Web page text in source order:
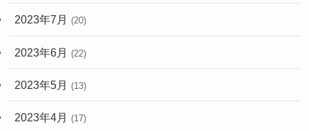
2023年7月 (20)
2023年6月 (22)
2023年5月 (13)
2023年4月 (17)